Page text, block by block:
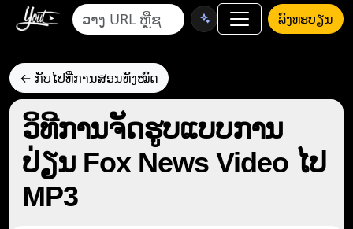
ລົງທະບຽນ
← ກັບໄປທີ່ການສອນທັງໝົດ
ວິທີການຈັດຮູບແບບການ
ປ່ຽນ Fox News Video ໄປ
MP3